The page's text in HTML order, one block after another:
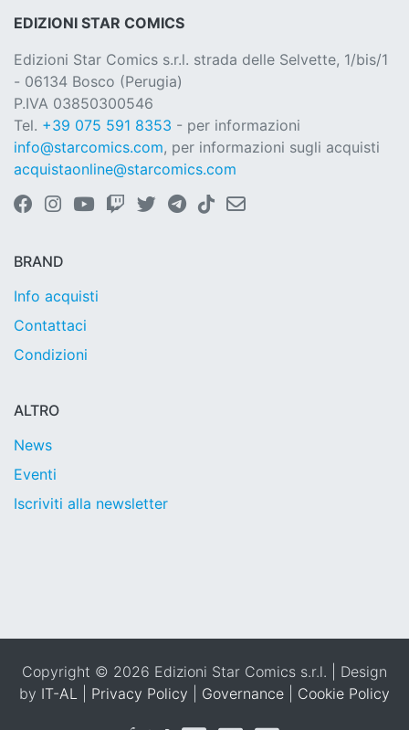
EDIZIONI STAR COMICS
Edizioni Star Comics s.r.l. strada delle Selvette, 1/bis/1
- 06134 Bosco (Perugia)
P.IVA 03850300546
Tel. +39 075 591 8353 - per informazioni
info@starcomics.com, per informazioni sugli acquisti
acquistaonline@starcomics.com
BRAND
Info acquisti
Contattaci
Condizioni
ALTRO
News
Eventi
Iscriviti alla newsletter
Copyright © 2026 Edizioni Star Comics s.r.l. | Design
by IT-AL Privacy Policy Governance Cookie Policy